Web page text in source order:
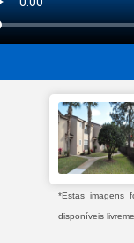
*Estas imagens
disponíveis